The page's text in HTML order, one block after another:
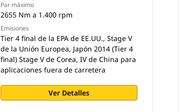
Par máximo
2655 Nm a 1.400 rpm
Emisiones
Tier 4 final de la EPA de EE.UU., Stage V
de la Unión Europea, Japón 2014 (Tier 4
final) Stage V de Corea, IV de China para
aplicaciones fuera de carretera
Ver Detalles